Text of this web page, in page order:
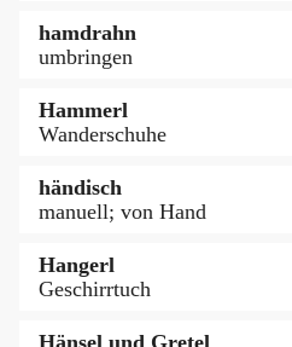
hamdrahn
umbringen
Hammerl
Wanderschuhe
händisch
manuell; von Hand
Hangerl
Geschirrtuch
Hänsel und Gretel